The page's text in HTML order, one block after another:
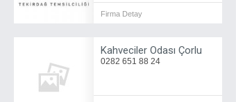
Firma Detay
Kahveciler Odası Çorlu
0282 651 88 24